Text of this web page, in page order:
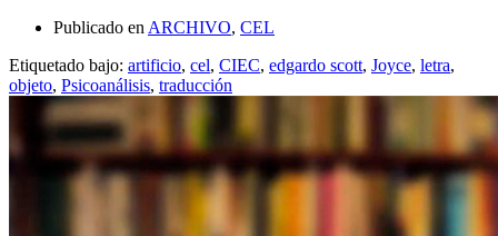
Publicado en ARCHIVO, CEL
Etiquetado bajo: artificio, cel, CIEC, edgardo scott, Joyce, letra,
objeto, Psicoanálisis, traducción